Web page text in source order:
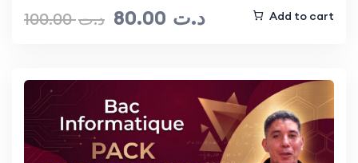
100.00د.ت 80.00 د.ت Add to cart